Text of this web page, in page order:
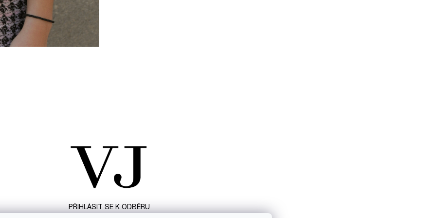
PŘIHLÁSIT SE K ODBĚRU